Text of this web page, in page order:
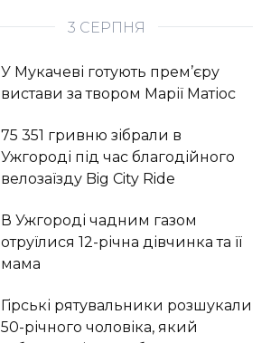
3 СЕРПНЯ
У Мукачеві готують прем’єру
вистави за твором Марії Матіос
75 351 гривню зібрали в
Ужгороді під час благодійного
велозаїзду Big Сity Ride
В Ужгороді чадним газом
отруїлися 12-річна дівчинка та її
мама
Гірські рятувальники розшукали
50-річного чоловіка, який